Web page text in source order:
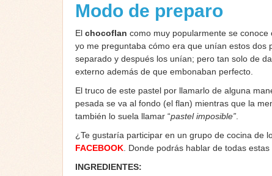
Modo de preparo
El chocoflan como muy popularmente se
yo me preguntaba cómo era que unían estos
separado y después los unían; pero tan solo de
externo además de que embonaban perfecto.
El truco de este pastel por llamarlo de alguna
pesada se va al fondo (el flan) mientras que la
también lo suela llamar “pastel imposible”
¿Te gustaría participar en un grupo de cocina de
FACEBOOK . Donde podrás hablar de todas
INGREDIENTES: